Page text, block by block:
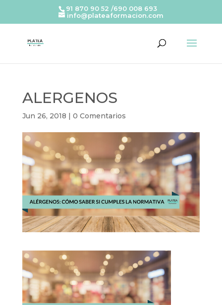
91 870 90 52 /690 008 693
info@plateaformacion.com
ALERGENOS
Jun 26, 2018 | 0 Comentarios